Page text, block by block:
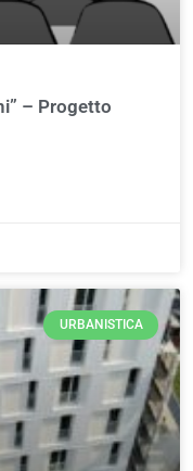
– Progetto
URBANISTICA